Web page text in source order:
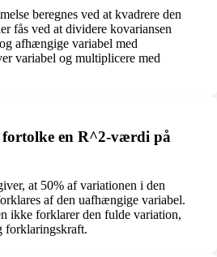
beregnes ved at kvadrere den
fås ved at dividere kovariansen
afhængige variabel med
variabel og multiplicere med
en R^2-værdi på
at 50% af variationen i den
af den uafhængige variabel.
ikke forklarer den fulde variation,
forklaringskraft.